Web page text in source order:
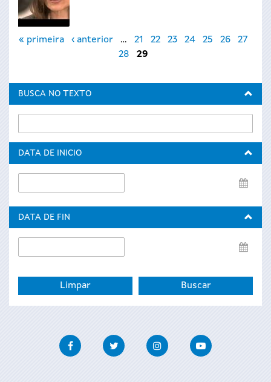
Páxinas
« primeira ‹ anterior … 21 22 23 24 25 26
27
28
29
BUSCA NO TEXTO
DATA DE INICIO
de
DATA DE FIN
de
FacebookTwitter InstagramYoutube